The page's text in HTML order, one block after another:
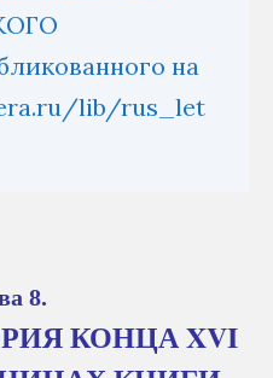
на
lib/rus_let
8.
КОНЦА XVI